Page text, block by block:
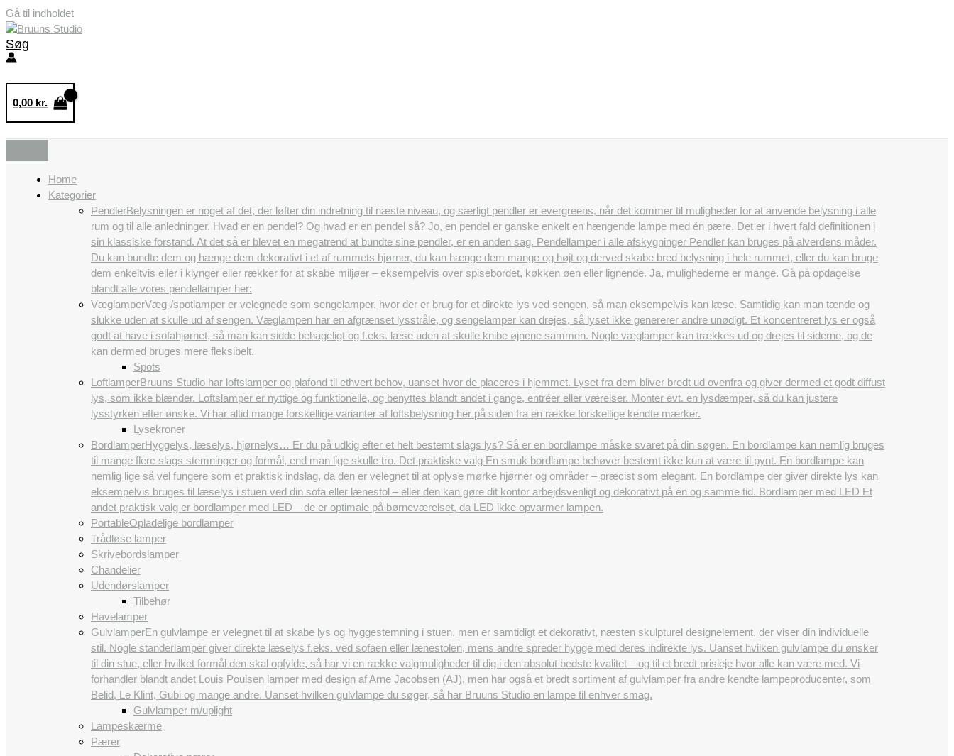
Gå til indholdet
Søg
0,00 kr.
Home
Kategorier
PendlerBelysningen er noget af det, der løfter din indretning til næste niveau, og særligt pendler er evergreens, når det kommer til muligheder for at anvende belysning i alle
rum og til alle anledninger. Hvad er en pendel? Og hvad er en pendel så? Jo, en pendel er ganske enkelt en hængende lampe med én pære. Det er i hvert fald definitionen i
sin klassiske forstand. At det så er blevet en megatrend at bundte sine pendler, er en anden sag. Pendellamper i alle afskygninger Pendler kan bruges på alverdens måder.
Du kan bundte dem og hænge dem dekorativt i et af rummets hjørner, du kan hænge dem mange og højt og derved skabe bred belysning i hele rummet, eller du kan bruge
dem enkeltvis eller i klynger eller rækker for at skabe miljøer – eksempelvis over spisebordet, køkken øen eller lignende. Ja, mulighederne er mange. Gå på opdagelse
blandt alle vores pendellamper her:
VæglamperVæg-/spotlamper er velegnede som sengelamper, hvor der er brug for et direkte lys ved sengen, så man eksempelvis kan læse. Samtidig kan man tænde og
slukke uden at skulle ud af sengen. Væglampen har en afgrænset lysstråle, og sengelamper kan drejes, så lyset ikke genererer andre unødigt. Et koncentreret lys er også
godt at have i sofahjørnet, så man kan sidde behageligt og f.eks. læse uden at skulle knibe øjnene sammen. Nogle væglamper kan trækkes ud og drejes til siderne, og de
kan dermed bruges mere fleksibelt.
Spots
LoftlamperBruuns Studio har loftslamper og plafond til ethvert behov, uanset hvor de placeres i hjemmet. Lyset fra dem bliver bredt ud ovenfra og giver dermed et godt diffust
lys, som ikke blænder. Loftslamper er nyttige og funktionelle, og benyttes blandt andet i gange, entréer eller værelser. Monter evt. en lysdæmper, så du kan justere
lysstyrken efter ønske. Vi har altid mange forskellige varianter af loftsbelysning her på siden fra en række forskellige kendte mærker.
Lysekroner
BordlamperHyggelys, læselys, hjørnelys… Er du på udkig efter et helt bestemt slags lys? Så er en bordlampe måske svaret på din søgen. En bordlampe kan nemlig bruges
til mange flere slags stemninger og formål, end man lige skulle tro. Det praktiske valg En smuk bordlampe behøver bestemt ikke kun at være til pynt. En bordlampe kan
nemlig lige så vel fungere som et praktisk indslag, da den er velegnet til at oplyse mørke hjørner og områder – præcist som elegant. En bordlampe der giver direkte lys kan
eksempelvis bruges til læselys i stuen ved din sofa eller lænestol – eller den kan gøre dit kontor arbejdsvenligt og dekorativt på én og samme tid. Bordlamper med LED Et
andet praktisk valg er bordlamper med LED – de er optimale på børneværelset, da LED ikke opvarmer lampen.
PortableOpladelige bordlamper
Trådløse lamper
Skrivebordslamper
Chandelier
Udendørslamper
Tilbehør
Havelamper
GulvlamperEn gulvlampe er velegnet til at skabe lys og hyggestemning i stuen, men er samtidigt et dekorativt, næsten skulpturel designelement, der viser din individuelle
stil. Nogle standerlamper giver direkte læselys f.eks. ved sofaen eller lænestolen, mens andre spreder hygge med deres indirekte lys. Uanset hvilken gulvlampe du ønsker
til din stue, eller hvilket formål den skal opfylde, så har vi en række valgmuligheder til dig i den absolut bedste kvalitet – og til et bredt prisleje hvor alle kan være med. Vi
forhandler blandt andet Louis Poulsen lamper med design af Arne Jacobsen (AJ), men har også et bredt sortiment af gulvlamper fra andre kendte lampeproducenter, som
Belid, Le Klint, Gubi og mange andre. Uanset hvilken gulvlampe du søger, så har Bruuns Studio en lampe til enhver smag.
Gulvlamper m/uplight
Lampeskærme
Pærer